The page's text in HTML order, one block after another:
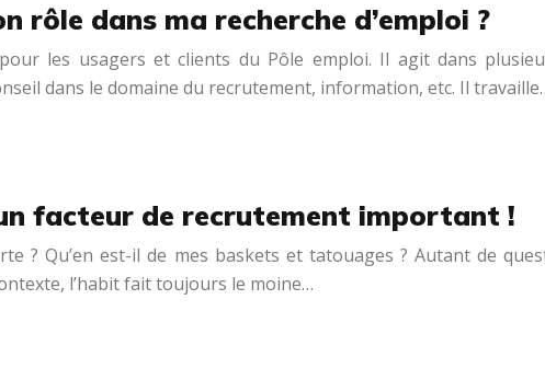
rôle dans ma recherche d’emploi ?
les usagers et clients du Pôle emploi. Il agit dans
dans le domaine du recrutement, information, etc. Il
facteur de recrutement important !
? Qu’en est-il de mes baskets et tatouages ? Autant de
l’habit fait toujours le moine…